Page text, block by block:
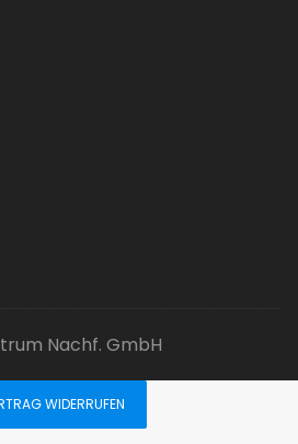
Nachf. GmbH
WIDERRUFEN